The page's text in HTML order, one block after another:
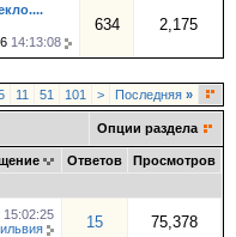
14:13:08
634 2,175
11 51 101 > Последняя »
Опции раздела
Ответов
Просмотров
15:02:25
15 75,378